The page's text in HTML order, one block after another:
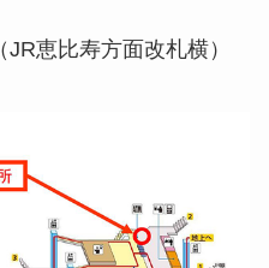
恵比寿方面改札横）